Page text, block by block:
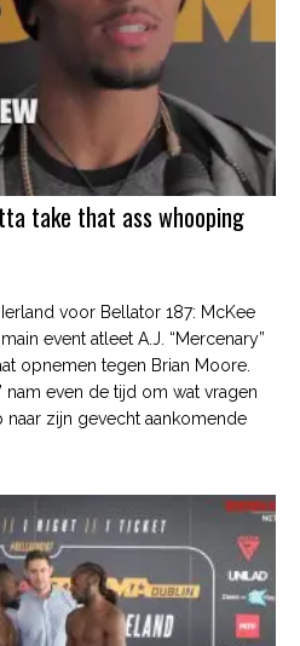
take that ass whooping
voor Bellator 187: McKee
event atleet A.J. “Mercenary”
opnemen tegen Brian Moore.
nam even de tijd om wat vragen
zijn gevecht aankomende